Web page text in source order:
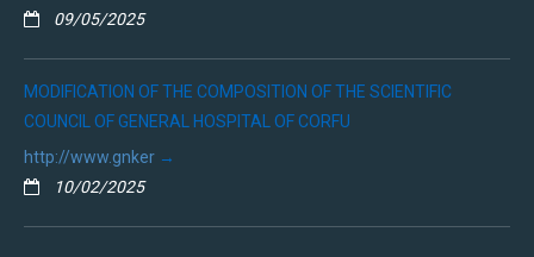
09/05/2025
MODIFICATION OF THE COMPOSITION OF THE SCIENTIFIC
COUNCIL OF GENERAL HOSPITAL OF CORFU
http://www.gnker
10/02/2025